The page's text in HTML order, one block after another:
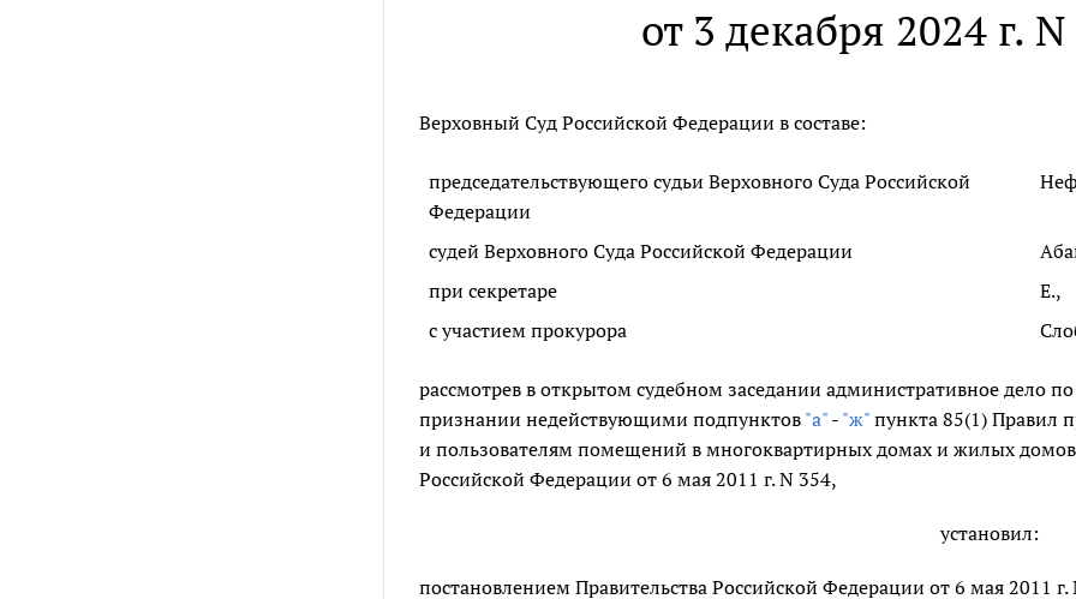
от 3 декабря 2024 г.
Верховный Суд Российской Федерации в составе:
председательствующего судьи Верховного Суда Российской
Федерации
судей Верховного Суда Российской Федерации
при секретаре
Е.,
с участием прокурора
рассмотрев в открытом судебном заседании административное дело
признании недействующими подпунктов "а"- "ж"пункта 85(1) Правил
и пользователям помещений в многоквартирных домах и жилых
Российской Федерации от 6 мая 2011 г. N 354,
установил:
постановлением Правительства Российской Федерации от 6 мая 2011